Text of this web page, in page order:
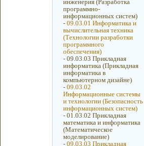
инженерия (Разработка
программно-
информационных систем)
- 09.03.01 Информатика и
вычислительная техника
(Технологии разработки
программного
обеспечения)
- 09.03.03 Прикладная
информатика (Прикладная
информатика в
компьютерном дизайне)
- 09.03.02
Информационные системы
и технологии (Безопасность
информационных систем)
- 01.03.02 Прикладная
математика и информатика
(Математическое
моделирование)
- 09.03.03 Прикладная